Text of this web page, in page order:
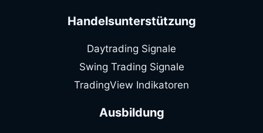
Handelsunterstützung
Daytrading Signale
Swing Trading Signale
TradingView Indikatoren
Ausbildung